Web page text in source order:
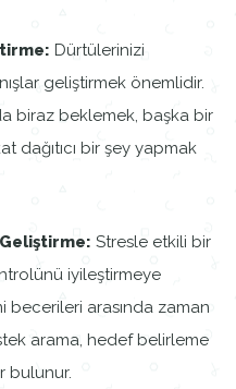
Dürtülerinizi
geliştirmek önemlidir.
biraz beklemek, başka bir
dağıtıcı bir şey yapmak
Stresle etkili bir
iyileştirmeye
becerileri arasında zaman
arama, hedef belirleme
bulunur.